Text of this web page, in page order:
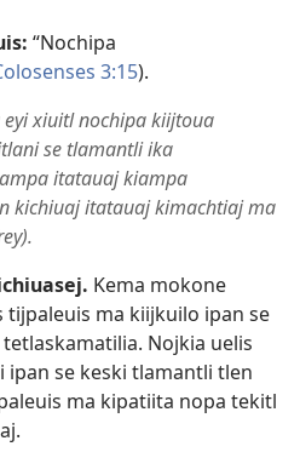
“Nochipa
3:15).
xiuitl nochipa kiijtoua
se tlamantli ika
itatauaj kiampa
kichiuaj itatauaj kimachtiaj ma
Kema mokone
tijpaleuis ma kiijkuilo ipan se
Nojkia uelis
se keski tlamantli tlen
ma kipatiita nopa tekitl